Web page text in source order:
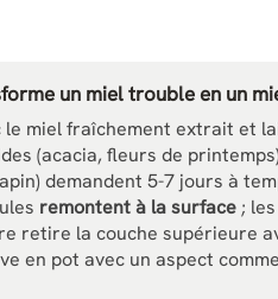
un miel trouble en un
le miel fraîchement extrait et
(acacia, fleurs de
demandent 5-7 jours à
remontent à la surface ;
retire la couche supérieure
en pot avec un aspect